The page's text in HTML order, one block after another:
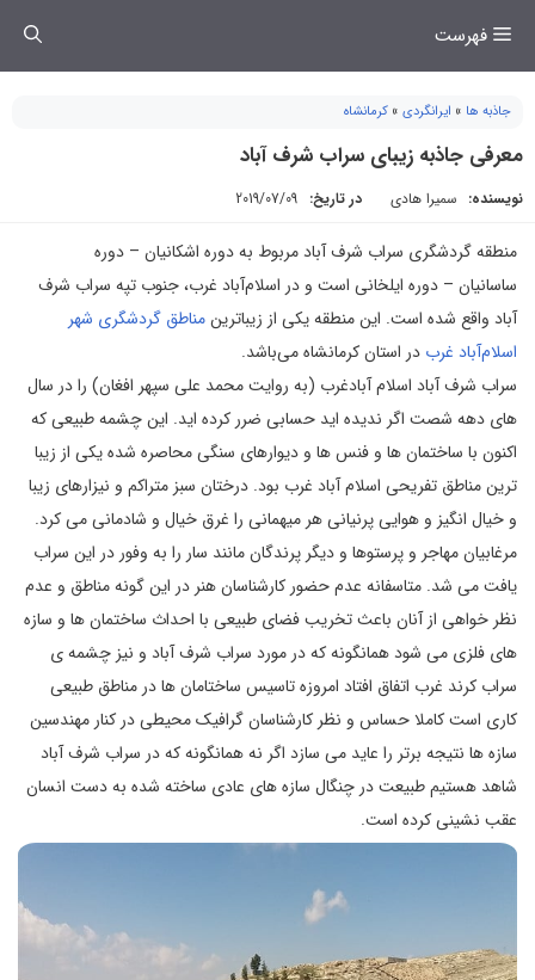
فهرست
جاذبه ها » ایرانگردی » کرمانشاه
معرفی جاذبه زیبای سراب شرف آباد
نویسنده: سمیرا هادی در تاریخ: 2019/07/09
منطقه گردشگری سراب شرف آباد مربوط به دوره اشکانیان – دوره
ساسانیان – دوره ایلخانی است و در اسلام‌آباد غرب، جنوب تپه سراب شرف
آباد واقع شده است. این منطقه یکی از زیباترینمناطق گردشگری شهر
اسلام‌آباد غرب در استان کرمانشاه می‌باشد.
سراب شرف آباد اسلام آبادغرب (به روایت محمد علی سپهر افغان) را در سال
های دهه شصت اگر ندیده اید حسابی ضرر کرده اید. این چشمه طبیعی که
اکنون با ساختمان ها و فنس ها و دیوارهای سنگی محاصره شده یکی از زیبا
ترین مناطق تفریحی اسلام آباد غرب بود. درختان سبز متراکم و نیزارهای زیبا
و خیال انگیز و هوایی پرنیانی هر میهمانی را غرق خیال و شادمانی می کرد.
مرغابیان مهاجر و پرستوها و دیگر پرندگان مانند سار را به وفور در این سراب
یافت می شد. متاسفانه عدم حضور کارشناسان هنر در این گونه مناطق و عدم
نظر خواهی از آنان باعث تخریب فضای طبیعی با احداث ساختمان ها و سازه
های فلزی می شود همانگونه که در مورد سراب شرف آباد و نیز چشمه ی
سراب کرند غرب اتفاق افتاد امروزه تاسیس ساختامان ها در مناطق طبیعی
کاری است کاملا حساس و نظر کارشناسان گرافیک محیطی در کنار مهندسین
سازه ها نتیجه برتر را عاید می سازد اگر نه همانگونه که در سراب شرف آباد
شاهد هستیم طبیعت در چنگال سازه های عادی ساخته شده به دست انسان
عقب نشینی کرده است.